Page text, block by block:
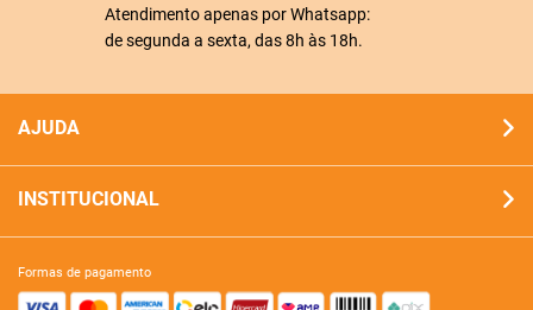
Atendimento apenas por Whatsapp:
de segunda a sexta, das 8h às 18h.
AJUDA
INSTITUCIONAL
formas de pagamento